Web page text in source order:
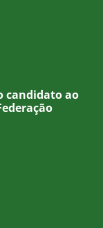
candidato ao